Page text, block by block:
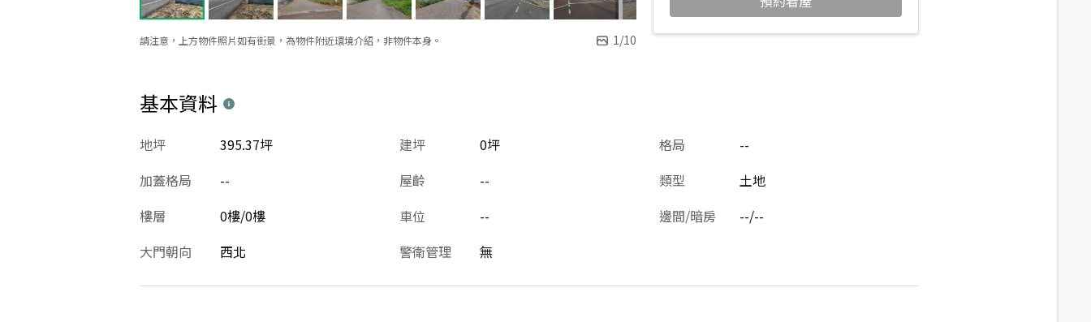
請注意，上方物件照片如有街景，為物件附近環境介紹，非物件本身。 1/10
基本資料
建坪 0坪
地坪 395.37坪 格局
--
加蓋格局
-- 屋齡 -- 類型
土地
樓層
0樓/0樓 車位 -- 邊間/暗房
--/--
大門朝向
西北 警衛管理 無